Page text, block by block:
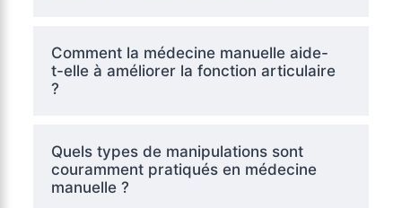
Comment la médecine manuelle aide-
t-elle à améliorer la fonction articulaire
?
Quels types de manipulations sont
couramment pratiqués en médecine
manuelle ?